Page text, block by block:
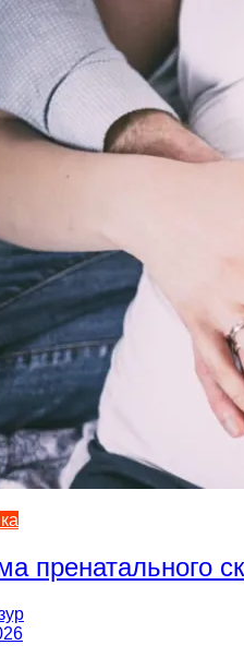
пренатального